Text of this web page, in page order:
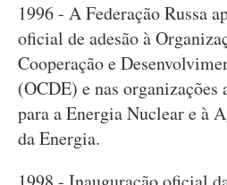
1996 - A Federação Russa
oficial de adesão à
Cooperação e
(OCDE) e nas
para a Energia Nuclear e à
da Energia.